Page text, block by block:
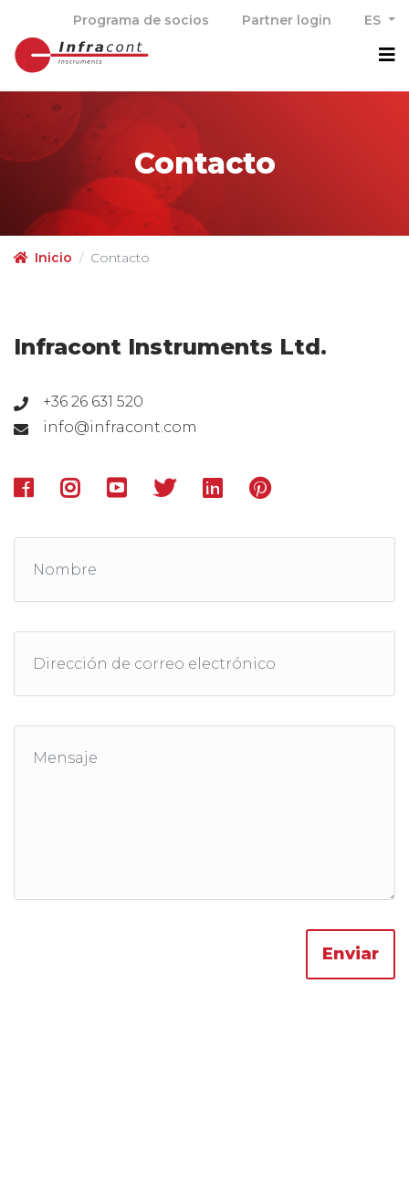
Programa de socios Partner login ES
Contacto
Inicio Contacto
Infracont Instruments Ltd.
+36 26 631 520
info@infracont.com
Enviar